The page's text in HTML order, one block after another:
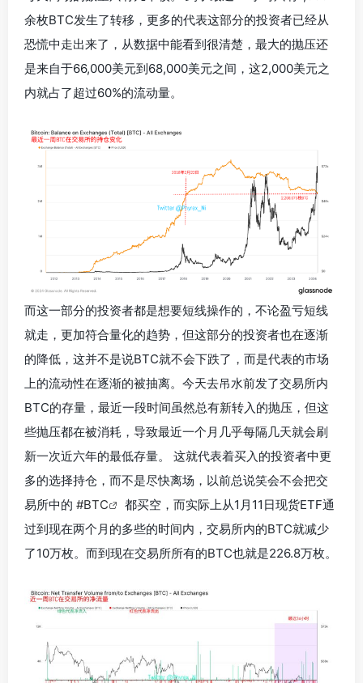
余枚BTC发生了转移，更多的代表这部分的投资者已经从
恐慌中走出来了，从数据中能看到很清楚，最大的抛压还
是来自于66,000美元到68,000美元之间，这2,000美元之
内就占了超过60%的流动量。
而这一部分的投资者都是想要短线操作的，不论盈亏短线
就走，更加符合量化的趋势，但这部分的投资者也在逐渐
的降低， 这并不是说BTC就不会下跌了，而是代表的市场
上的流动性在逐渐的被抽离。今天去吊水前发了交易所内
BTC的存量，最近一段时间虽然总有新转入的抛压，但这
些抛压都在被消耗， 导致最近一个月几乎每隔几天就会刷
新一次近六年的最低存量。 这就代表着买入的投资者中更
多的选择持仓，而不是尽快离场，以前总说笑会不会把交
易所中的 #BTC
都买空，而实际上从1月11日现货ETF通
过到现在两个月的多些的时间内，交易所内的BTC就减少
了10万枚。而到现在交易所所有的BTC也就是226.8万枚。